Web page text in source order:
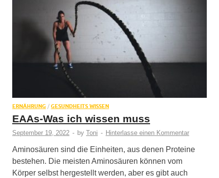
ERNÄHRUNG / GESUNDHEITS WISSEN
EAAs-Was ich wissen muss
September 19, 2022 - by Toni - Hinterlasse einen Kommentar
Aminosäuren sind die Einheiten, aus denen Proteine
bestehen. Die meisten Aminosäuren können vom
Körper selbst hergestellt werden, aber es gibt auch